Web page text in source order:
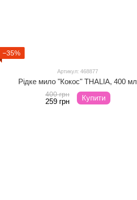
−35%
Артикул: 468877
Рідке мило "Кокос" THALIA, 400 мл
400 грн
259 грн Купити